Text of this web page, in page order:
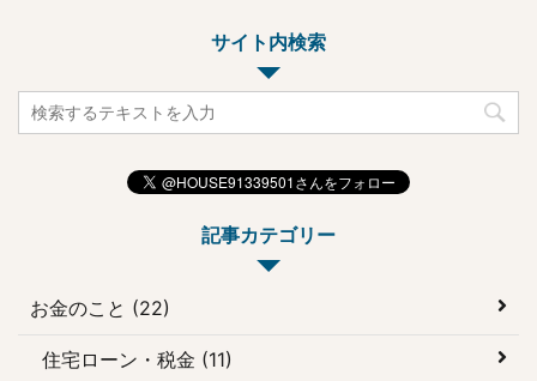
場含め）の中で行うのが
くご自宅の近くに営業所
があるハウスメーカーを
手ハウスメーカーの場合
ルハウスを構えています
て訪れる予定の方はご自
てみるとよいでしょう。
サイト内検索
記事カテゴリー
お金のこと (22)
住宅ローン・税金 (11)